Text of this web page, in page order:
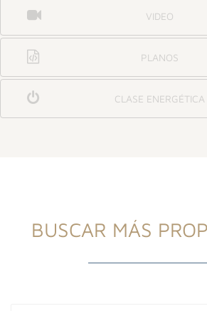
VIDEO
PLANOS
CLASE ENERGÉTICA
BUSCAR MÁS